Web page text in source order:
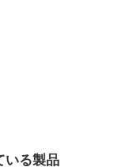
いる製品